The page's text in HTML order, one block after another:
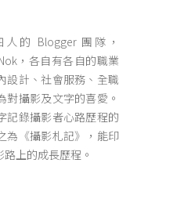
的 Blogger 團隊，
，各自有各自的職業
設計、社會服務、全職
對攝影及文字的喜愛。
記錄攝影者心路歷程的
為《攝影札記》，能印
上的成長歷程。